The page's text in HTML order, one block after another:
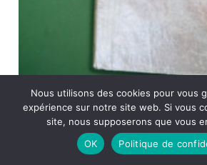
Le jodelet duelliste, Monsieur Scarron,
80 p.
Nous utilisons des cookies pour vous
expérience sur notre site web. Si vous
site, nous supposerons que vous
OK
Politique de